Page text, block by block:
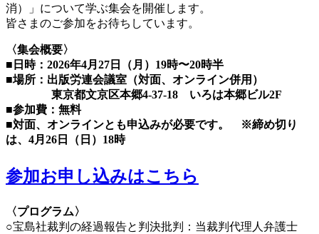
消）」について学ぶ集会を開催します。
皆さまのご参加をお待ちしています。
〈集会概要〉
■日時：2026年4月27日（月）19時〜20時半
■場所：出版労連会議室（対面、オンライン併用）
東京都文京区本郷4-37-18 いろは本郷ビル2F
■参加費：無料
■対面、オンラインとも申込みが必要です。 ※締め切り
は、4月26日（日）18時
参加お申し込みはこちら
〈プログラム〉
○宝島社裁判の経過報告と判決批判：当裁判代理人弁護士